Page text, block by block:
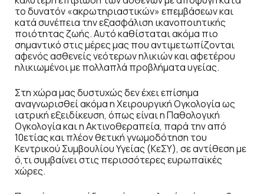
το δυνατόν «ακρωτηριαστικών» επεμβάσεων και
κατά συνέπεια την εξασφάλιση ικανοποιητικής
ποιότητας ζωής. Αυτό καθίσταται ακόμα πιο
σημαντικό στις μέρες μας που αντιμετωπίζονται
αφενός ασθενείς νεότερων ηλικιών και αφετέρου
ηλικιωμένοι με πολλαπλά προβλήματα υγείας.
Στη χώρα μας δυστυχώς δεν έχει επίσημα
αναγνωρισθεί ακόμα η Χειρουργική Ογκολογία ως
ιατρική εξειδίκευση, όπως είναι η Παθολογική
Ογκολογία και η Ακτινοθεραπεία, παρά την από
10ετίας και πλέον θετική γνωμοδότηση του
Κεντρικού Συμβουλίου Υγείας (ΚεΣΥ), σε αντίθεση με
ό,τι συμβαίνει στις περισσότερες ευρωπαϊκές
χώρες.